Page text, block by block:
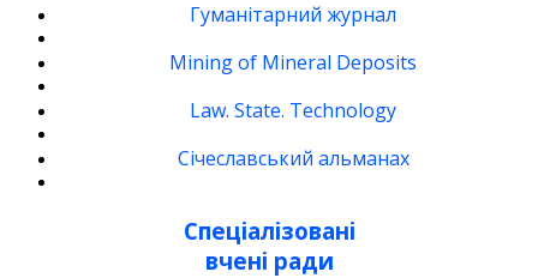
Гуманітарний журнал
Mining of Mineral Deposits
Law. State. Technology
Січеславський альманах
Спеціалізовані
вчені ради